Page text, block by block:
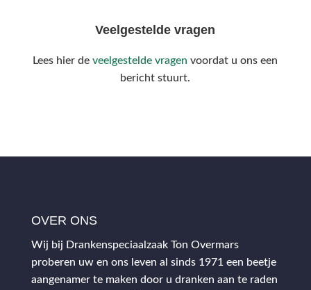
Veelgestelde vragen
Lees hier deveelgestelde vragen voordat u ons een
bericht stuurt.
OVER ONS
Wij bij Drankenspeciaalzaak Ton Overmars
proberen uw en ons leven al sinds 1971 een beetje
aangenamer te maken door u dranken aan te raden